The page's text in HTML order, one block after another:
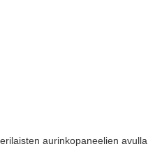
aurinkopaneelien avulla